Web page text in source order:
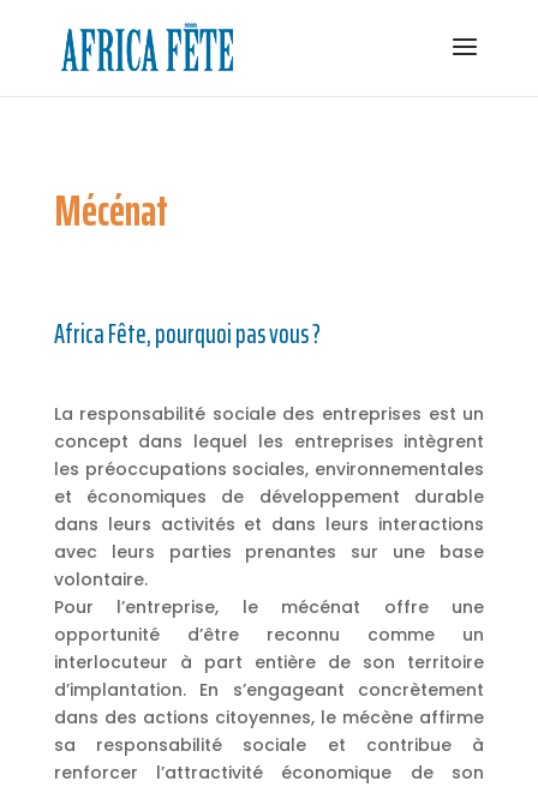
Mécénat
Africa Fête, pourquoi pas vous ?
La responsabilité sociale des entreprises est un
concept dans lequel les entreprises intègrent
les préoccupations sociales, environnementales
et économiques de développement durable
dans leurs activités et dans leurs interactions
avec leurs parties prenantes sur une base
volontaire.
Pour l’entreprise, le mécénat offre une
opportunité d’être reconnu comme un
interlocuteur à part entière de son territoire
d’implantation. En s’engageant concrètement
dans des actions citoyennes, le mécène affirme
sa responsabilité sociale et contribue à
renforcer l’attractivité économique de son